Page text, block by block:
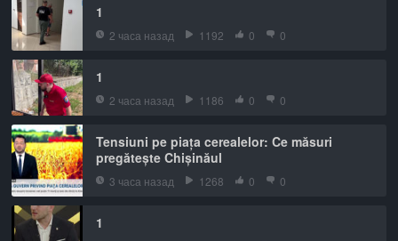
1
2 часа назад 1192 0 0
1
2 часа назад 1186 0 0
Tensiuni pe piața cerealelor: Ce măsuri
pregătește Chișinăul
3 часа назад 1268 0 0
1